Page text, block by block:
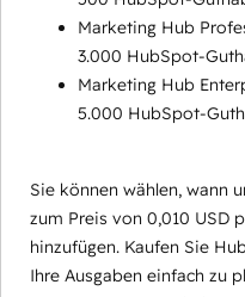
Marketing Hub
3.000 HubSpot-
Marketing Hub
5.000 HubSpot-
Sie können wählen, wann
zum Preis von 0,010 USD
hinzufügen. Kaufen Sie
Ihre Ausgaben einfach zu